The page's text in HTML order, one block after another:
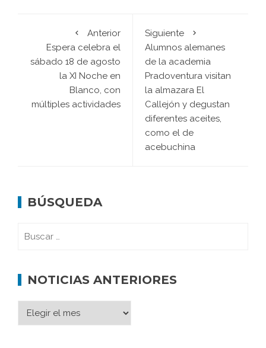
Anterior
Espera celebra el
sábado 18 de agosto
la XI Noche en
Blanco, con
múltiples actividades
Siguiente
Alumnos alemanes
de la academia
Pradoventura visitan
la almazara El
Callejón y degustan
diferentes aceites,
como el de
acebuchina
BÚSQUEDA
NOTICIAS ANTERIORES